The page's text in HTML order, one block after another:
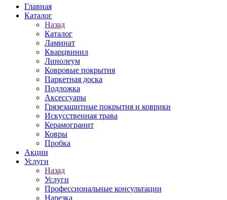
Главная
Каталог
Назад
Каталог
Ламинат
Кварцвинил
Линолеум
Ковровые покрытия
Паркетная доска
Подложка
Аксессуары
Грязезащитные покрытия и коврики
Искусственная трава
Керамогранит
Ковры
Пробка
Акции
Услуги
Назад
Услуги
Профессиональные консультации
Нарезка